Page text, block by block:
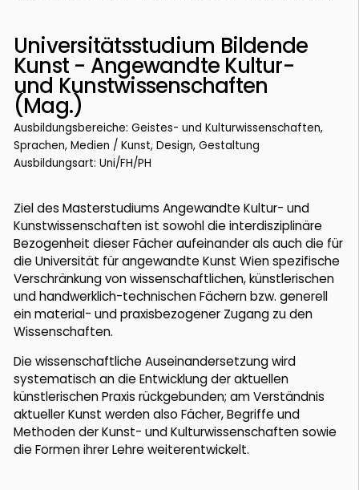
Universitätsstudium Bildende
Kunst - Angewandte Kultur-
und Kunstwissenschaften
(Mag.)
Ausbildungsbereiche: Geistes- und Kulturwissenschaften,
Sprachen, Medien / Kunst, Design, Gestaltung
Ausbildungsart: Uni/FH/PH
Ziel des Masterstudiums Angewandte Kultur- und
Kunstwissenschaften ist sowohl die interdisziplinäre
Bezogenheit dieser Fächer aufeinander als auch die für
die Universität für angewandte Kunst Wien spezifische
Verschränkung von wissenschaftlichen, künstlerischen
und handwerklich-technischen Fächern bzw. generell
ein material- und praxisbezogener Zugang zu den
Wissenschaften.
Die wissenschaftliche Auseinandersetzung wird
systematisch an die Entwicklung der aktuellen
künstlerischen Praxis rückgebunden; am Verständnis
aktueller Kunst werden also Fächer, Begriffe und
Methoden der Kunst- und Kulturwissenschaften sowie
die Formen ihrer Lehre weiterentwickelt.